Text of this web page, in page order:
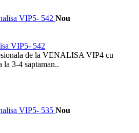
Nou
VIP5- 542
de la VENALISA VIP4 cu
la 3-4 saptaman..
Nou